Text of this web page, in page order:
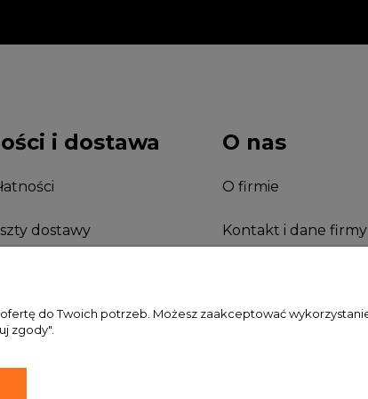
i dostawa
dostawy
O nas
O firmie
Kontakt i dane firmy
do Twoich potrzeb. Możesz zaakceptować
zgody".